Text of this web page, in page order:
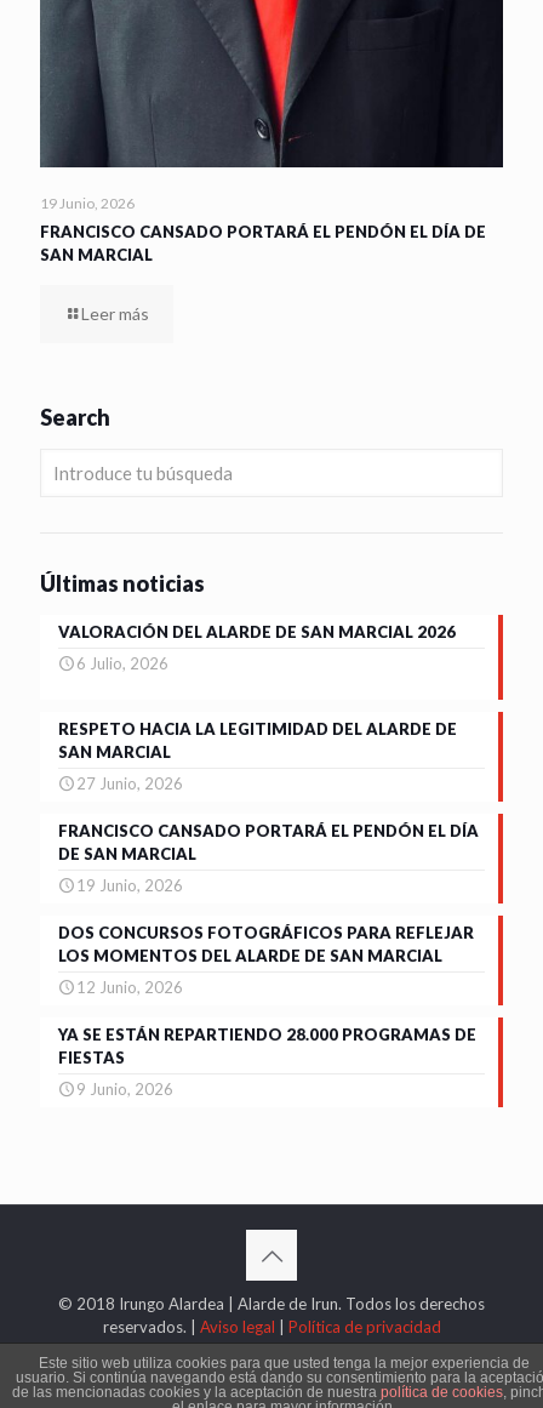
19 Junio, 2026
FRANCISCO CANSADO PORTARÁ EL PENDÓN EL DÍA DE
SAN MARCIAL
Leer más
Search
Últimas noticias
VALORACIÓN DEL ALARDE DE SAN MARCIAL 2026
6 Julio, 2026
RESPETO HACIA LA LEGITIMIDAD DEL ALARDE DE
SAN MARCIAL
27 Junio, 2026
FRANCISCO CANSADO PORTARÁ EL PENDÓN EL DÍA
DE SAN MARCIAL
19 Junio, 2026
DOS CONCURSOS FOTOGRÁFICOS PARA REFLEJAR
LOS MOMENTOS DEL ALARDE DE SAN MARCIAL
12 Junio, 2026
YA SE ESTÁN REPARTIENDO 28.000 PROGRAMAS DE
FIESTAS
9 Junio, 2026
© 2018 Irungo Alardea | Alarde de Irun. Todos los derechos
reservados. | Aviso legal Política de privacidad
Este sitio web utiliza cookies para que usted tenga la mejor experiencia de
usuario. Si continúa navegando está dando su consentimiento para la
de las mencionadas cookies y la aceptación de nuestra política de cookies,